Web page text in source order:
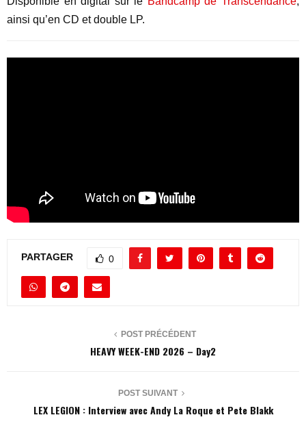
ainsi qu’en CD et double LP.
PARTAGER 0
POST PRÉCÉDENT
HEAVY WEEK-END 2026 – Day2
POST SUIVANT
LEX LEGION : Interview avec Andy La Roque et Pete Blakk